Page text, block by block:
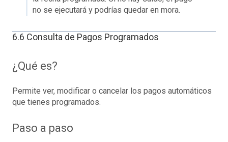
no se ejecutará y podrías quedar en mora.
6.6 Consulta de Pagos Programados
¿Qué es?
Permite ver, modificar o cancelar los pagos automáticos
que tienes programados.
Paso a paso